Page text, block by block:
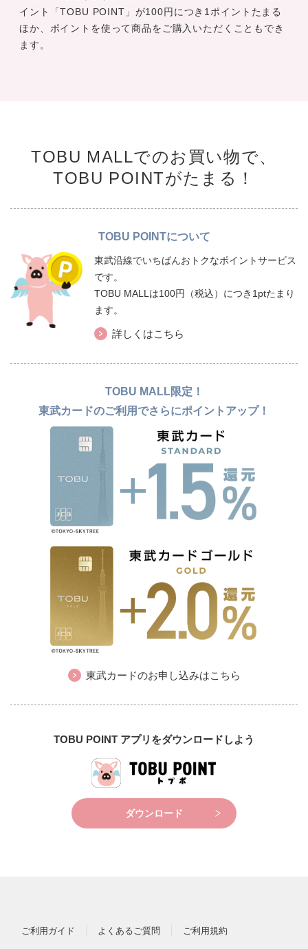
イント「TOBU POINT」が100円につき1ポイントたまる
ほか、ポイントを使って商品をご購入いただくこともでき
ます。
TOBU MALLでのお買い物で、
TOBU POINTがたまる！
TOBU POINTについて
東武沿線でいちばんおトクなポイントサービス
です。
TOBU MALLは100円（税込）につき1ptたまり
ます。
詳しくはこちら
TOBU MALL限定！
東武カードのご利用でさらにポイントアップ！
東武カードのお申し込みはこちら
TOBU POINT アプリをダウンロードしよう
ダウンロード
ご利用ガイド よくあるご質問 ご利用規約